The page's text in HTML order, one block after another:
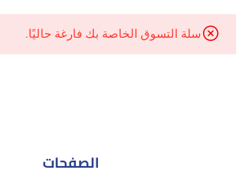
سلة التسوق الخاصة بك فارغة حاليًا.
الصفحات